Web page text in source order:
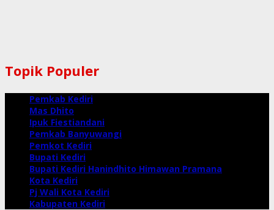
Topik Populer
Pemkab Kediri
Mas Dhito
Ipuk Fiestiandani
Pemkab Banyuwangi
Pemkot Kediri
Bupati Kediri
Bupati Kediri Hanindhito Himawan Pramana
Kota Kediri
Pj Wali Kota Kediri
Kabupaten Kediri